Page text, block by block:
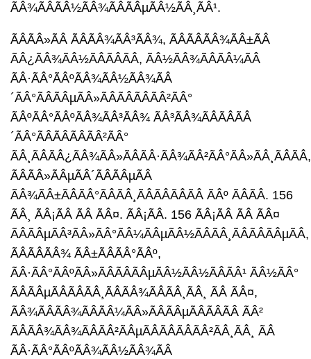
ÃÂ¾ÃÂÃÂ½ÃÂ¾ÃÂÃÂµÃÂ½ÃÂ¸ÃÂ¹.
ÃÂÃÂ»ÃÂ ÃÂÃÂ¾ÃÂ³ÃÂ¾, ÃÂÃÂÃÂ¾ÃÂ±ÃÂ
ÃÂ¿ÃÂ¾ÃÂ½ÃÂÃÂÃÂ, ÃÂ½ÃÂ¾ÃÂÃÂ¼ÃÂ
ÃÂ·ÃÂ°ÃÂºÃÂ¾ÃÂ½ÃÂ¾ÃÂ
´ÃÂ°ÃÂÃÂµÃÂ»ÃÂÃÂÃÂÃÂ²ÃÂ°
ÃÂºÃÂ°ÃÂºÃÂ¾ÃÂ³ÃÂ¾ ÃÂ³ÃÂ¾ÃÂÃÂÃÂ
´ÃÂ°ÃÂÃÂÃÂÃÂ²ÃÂ°
ÃÂ¸ÃÂÃÂ¿ÃÂ¾ÃÂ»ÃÂÃÂ·ÃÂ¾ÃÂ²ÃÂ°ÃÂ»ÃÂ¸ÃÂÃÂ,
ÃÂÃÂ»ÃÂµÃÂ´ÃÂÃÂµÃÂ
ÃÂ¾ÃÂ±ÃÂÃÂ°ÃÂÃÂ¸ÃÂÃÂÃÂÃÂ ÃÂº ÃÂÃÂ. 156
ÃÂ¸ ÃÂ¡ÃÂ ÃÂ ÃÂ¤. ÃÂ¡ÃÂ. 156 ÃÂ¡ÃÂ ÃÂ ÃÂ¤
ÃÂÃÂµÃÂ³ÃÂ»ÃÂ°ÃÂ¼ÃÂµÃÂ½ÃÂÃÂ¸ÃÂÃÂÃÂµÃÂ,
ÃÂÃÂÃÂ¾ ÃÂ±ÃÂÃÂ°ÃÂº,
ÃÂ·ÃÂ°ÃÂºÃÂ»ÃÂÃÂÃÂµÃÂ½ÃÂ½ÃÂÃÂ¹ ÃÂ½ÃÂ°
ÃÂÃÂµÃÂÃÂÃÂ¸ÃÂÃÂ¾ÃÂÃÂ¸ÃÂ¸ ÃÂ ÃÂ¤,
ÃÂ¾ÃÂÃÂ¾ÃÂÃÂ¼ÃÂ»ÃÂÃÂµÃÂÃÂÃÂ ÃÂ²
ÃÂÃÂ¾ÃÂ¾ÃÂÃÂ²ÃÂµÃÂÃÂÃÂÃÂ²ÃÂ¸ÃÂ¸ ÃÂ
ÃÂ·ÃÂ°ÃÂºÃÂ¾ÃÂ½ÃÂ¾ÃÂ